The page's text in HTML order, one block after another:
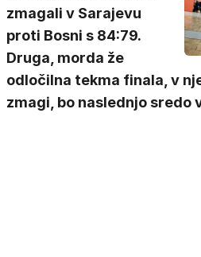
zmagali v Sarajevu
proti Bosni s 84:79.
Druga, morda že
odločilna tekma finala, v
zmagi, bo naslednjo sredo